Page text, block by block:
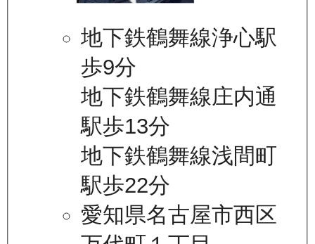
地下鉄鶴舞線浄心駅
歩9分
地下鉄鶴舞線庄内通
駅歩13分
地下鉄鶴舞線浅間町
駅歩22分
愛知県名古屋市西区